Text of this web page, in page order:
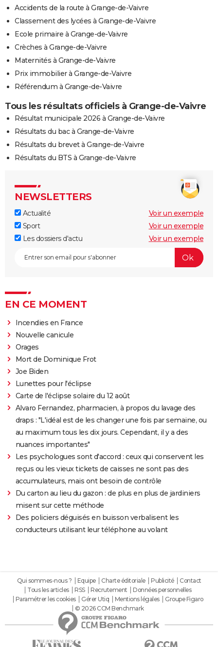
Accidents de la route à Grange-de-Vaivre
Classement des lycées à Grange-de-Vaivre
Ecole primaire à Grange-de-Vaivre
Crèches à Grange-de-Vaivre
Maternités à Grange-de-Vaivre
Prix immobilier à Grange-de-Vaivre
Référendum à Grange-de-Vaivre
Tous les résultats officiels à Grange-de-Vaivre
Résultat municipale 2026 à Grange-de-Vaivre
Résultats du bac à Grange-de-Vaivre
Résultats du brevet à Grange-de-Vaivre
Résultats du BTS à Grange-de-Vaivre
NEWSLETTERS
Actualité
Voir un exemple
Sport
Voir un exemple
Les dossiers d'actu
Voir un exemple
EN CE MOMENT
Incendies en France
Nouvelle canicule
Orages
Mort de Dominique Frot
Joe Biden
Lunettes pour l'éclipse
Carte de l'éclipse solaire du 12 août
Alvaro Fernandez, pharmacien, à propos du lavage des
draps : "L'idéal est de les changer une fois par semaine, ou
au maximum tous les dix jours. Cependant, il y a des
nuances importantes"
Les psychologues sont d'accord : ceux qui conservent les
reçus ou les vieux tickets de caisses ne sont pas des
accumulateurs, mais ont besoin de contrôle
Du carton au lieu du gazon : de plus en plus de jardiniers
misent sur cette méthode
Des policiers déguisés en buisson verbalisent les
conducteurs utilisant leur téléphone au volant
Qui sommes-nous ? Equipe Charte éditoriale Publicité
Contact
Tous les articles
RSS Recrutement
Données personnelles
Paramétrer les cookies
Gérer Utiq Mentions légales
Groupe Figaro
© 2026 CCM Benchmark